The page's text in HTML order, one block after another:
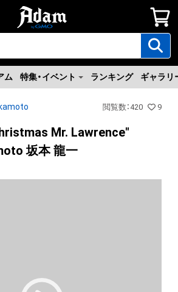
ム 特集・イベント ランキング ギャラリ
閲覧数 ：420 9
Mr. Lawrence"
坂本 龍一